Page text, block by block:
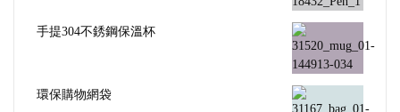
手提304不銹鋼保溫杯
環保購物網袋